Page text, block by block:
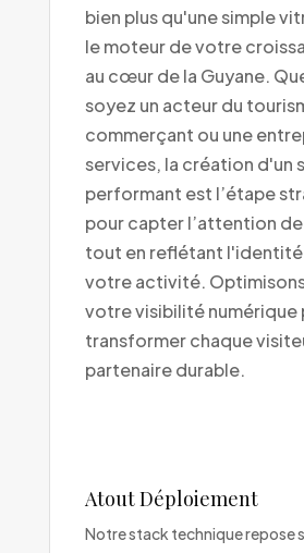
bien plus qu'une simple
le moteur de votre
au cœur de la Guyane.
soyez un acteur du
commerçant ou une
services, la création d'un
performant est l’étape
pour capter l’attention
tout en reflétant l'identité
votre activité.
votre visibilité numérique
transformer chaque
partenaire durable.
Atout Déploiement
Notre stack technique repose